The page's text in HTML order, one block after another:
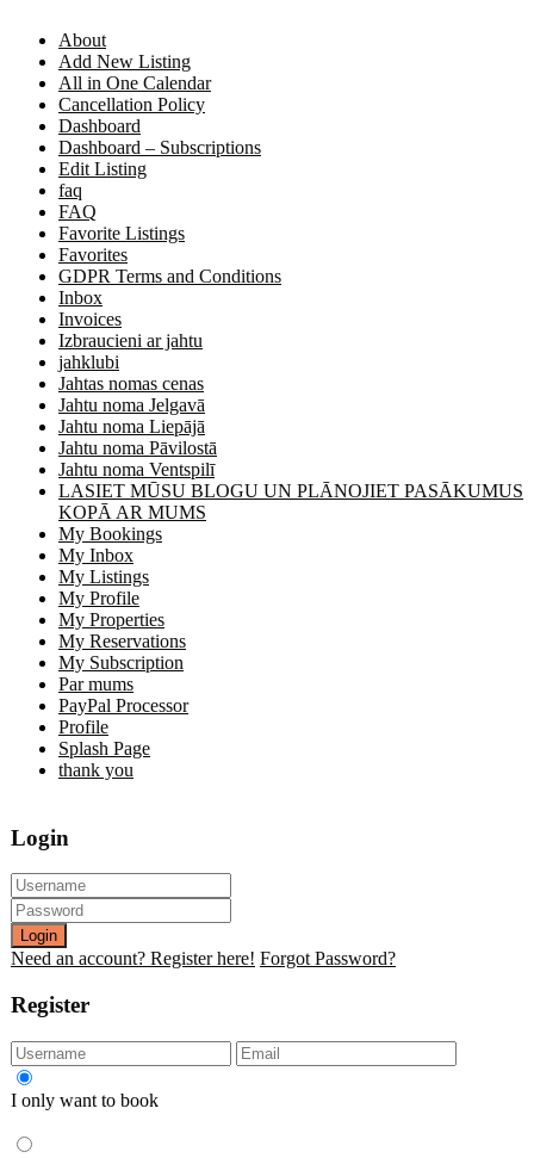
About
Add New Listing
All in One Calendar
Cancellation Policy
Dashboard
Dashboard – Subscriptions
Edit Listing
faq
FAQ
Favorite Listings
Favorites
GDPR Terms and Conditions
Inbox
Invoices
Izbraucieni ar jahtu
jahklubi
Jahtas nomas cenas
Jahtu noma Jelgavā
Jahtu noma Liepājā
Jahtu noma Pāvilostā
Jahtu noma Ventspilī
LASIET MŪSU BLOGU UN PLĀNOJIET PASĀKUMUS
KOPĀ AR MUMS
My Bookings
My Inbox
My Listings
My Profile
My Properties
My Reservations
My Subscription
Par mums
PayPal Processor
Profile
Splash Page
thank you
Login
Login
Need an account? Register here! Forgot Password?
Register
I only want to book